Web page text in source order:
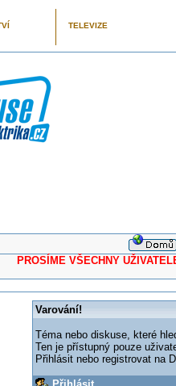
TELEVIZE
VŠECHNY UŽIVATELE,
Varování!
Téma nebo diskuse, které
Ten je přístupný pouze
Přihlásit nebo registrovat na